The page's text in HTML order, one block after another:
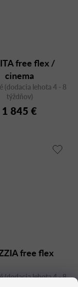
free flex /
cinema
(dodacia lehota 4 - 8
týždňov)
1 845 €
free flex
(dodacia lehota 4 - 8